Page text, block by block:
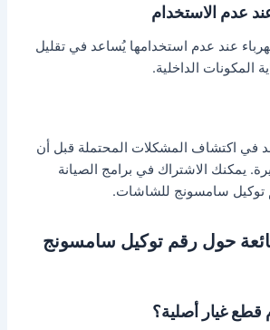
عند عدم استخدامها يُساعد في تقليل
المكونات الداخلية.
في اكتشاف المشكلات المحتملة قبل أن
يمكنك الاشتراك في برامج الصيانة
توكيل سامسونج للشاشات.
حول رقم توكيل سامسونج